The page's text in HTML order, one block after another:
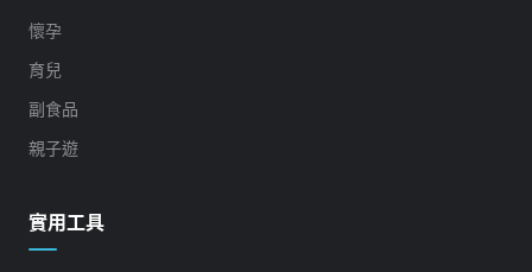
懷孕
育兒
副食品
親子遊
實用工具